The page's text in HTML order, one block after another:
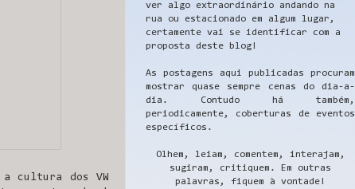
cultura dos VW
ver algo extraordinário andando na
rua ou estacionado em algum lugar,
certamente vai se identificar com a
proposta deste blog!
As postagens aqui publicadas procuram
mostrar quase sempre cenas do dia-a-
dia. Contudo há também,
periodicamente, coberturas de eventos
específicos.
Olhem, leiam, comentem, interajam,
sugiram, critiquem. Em outras
palavras, fiquem à vontade!